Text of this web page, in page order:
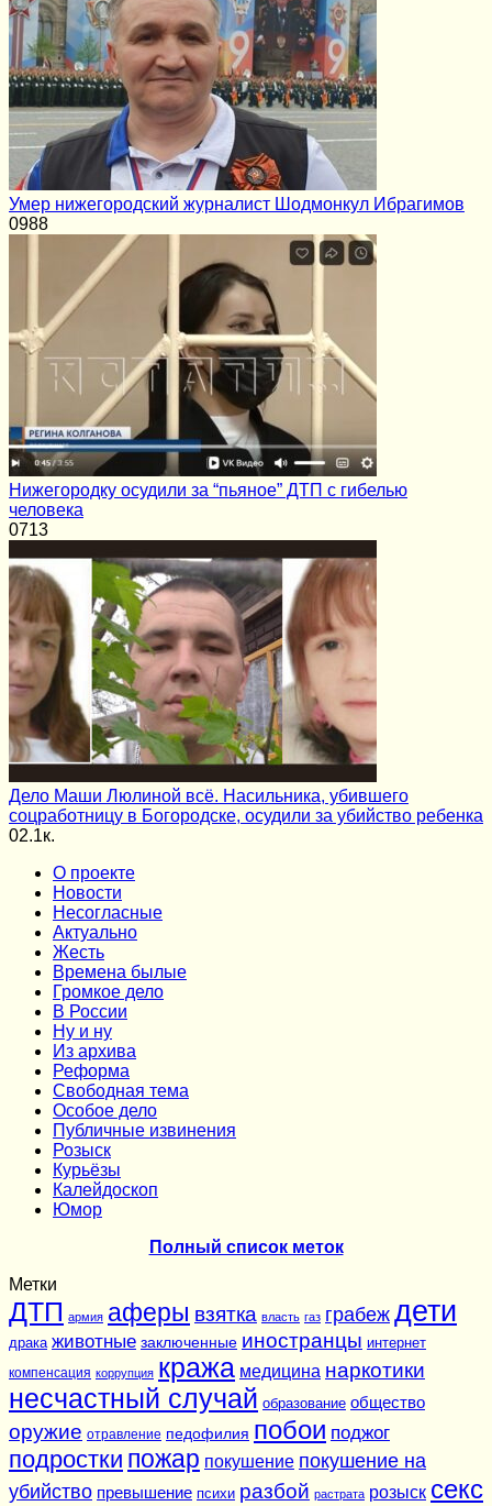
Умер нижегородский журналист Шодмонкул Ибрагимов
0988
Нижегородку осудили за “пьяное” ДТП с гибелью
человека
0713
Дело Маши Люлиной всё. Насильника, убившего
соцработницу в Богородске, осудили за убийство ребенка
02.1к.
О проекте
Новости
Несогласные
Актуально
Жесть
Времена былые
Громкое дело
В России
Ну и ну
Из архива
Реформа
Cвободная тема
Особое дело
Публичные извинения
Розыск
Курьёзы
Калейдоскоп
Юмор
Полный список меток
Метки
ДТП армия аферы взятка власть газ грабеж дети
драка животные заключенные иностранцы интернет
компенсация коррупция кража медицина наркотики
несчастный случай образование общество
оружие отравление педофилия побои поджог
подростки пожар покушение покушение на
убийство превышение психи разбой растрата розыск секс